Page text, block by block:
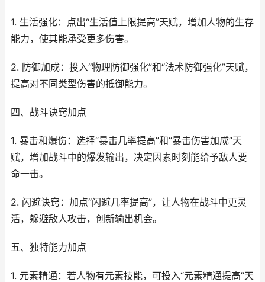
1. 生活强化：点出“生活值上限提高”天赋，增加人物的生存
能力，使其能承受更多伤害。
2. 防御加成：投入“物理防御强化”和“法术防御强化”天赋，
提高对不同类型伤害的抵御能力。
四、战斗诀窍加点
1. 暴击和爆伤：选择“暴击几率提高”和“暴击伤害加成”天
赋，增加战斗中的爆发输出，决定因素时刻能给予敌人要
命一击。
2. 闪避诀窍：加点“闪避几率提高”，让人物在战斗中更灵
活，躲避敌人攻击，创新输出机会。
五、独特能力加点
1. 元素精通：若人物有元素技能，可投入“元素精通提高”天